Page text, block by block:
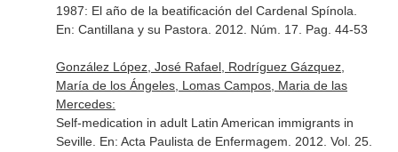
1987: El año de la beatificación del Cardenal Spínola.
En: Cantillana y su Pastora . 2012. Núm. 17. Pag. 44-53
González López, José Rafael, Rodríguez Gázquez,
María de los Ángeles, Lomas Campos, Maria de las
Mercedes:
Self-medication in adult Latin American immigrants in
Seville. En: Acta Paulista de Enfermagem . 2012. Vol. 25.